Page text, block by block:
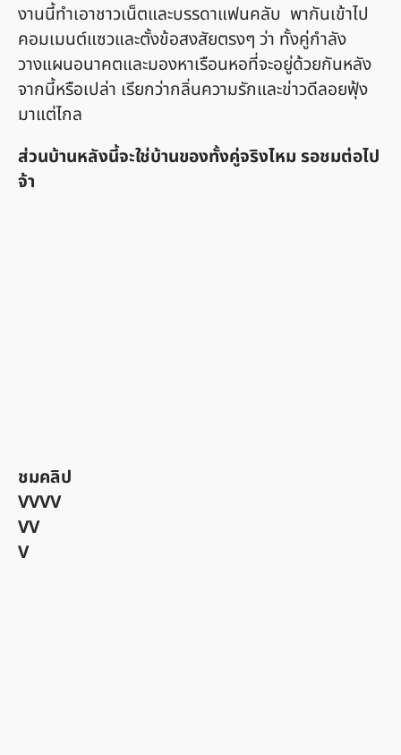
งานนี้ทำเอาชาวเน็ตและบรรดาแฟนคลับ พากันเข้าไป
คอมเมนต์แซวและตั้งข้อสงสัยตรงๆ ว่า ทั้งคู่กำลัง
วางแผนอนาคตและมองหาเรือนหอที่จะอยู่ด้วยกันหลัง
จากนี้หรือเปล่า เรียกว่ากลิ่นความรักและข่าวดีลอยฟุ้ง
มาแต่ไกล
ส่วนบ้านหลังนี้จะใช่บ้านของทั้งคู่จริงไหม รอชมต่อไป
จ้า
ชมคลิป
VVVV
VV
V